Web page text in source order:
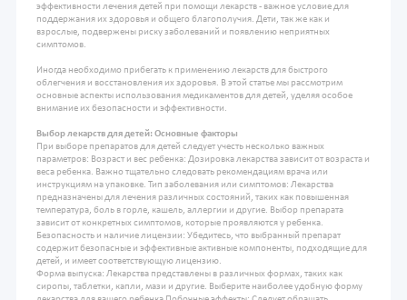
эффективности лечения детей при помощи лекарств - важное условие для
поддержания их здоровья и общего благополучия. Дети, так же как и
взрослые, подвержены риску заболеваний и появлению неприятных
симптомов.
Иногда необходимо прибегать к применению лекарств для быстрого
облегчения и восстановления их здоровья. В этой статье мы рассмотрим
основные аспекты использования медикаментов для детей, уделяя особое
внимание их безопасности и эффективности.
Выбор лекарств для детей: Основные факторы
При выборе препаратов для детей следует учесть несколько важных
параметров: Возраст и вес ребенка: Дозировка лекарства зависит от возраста и
веса ребенка. Важно тщательно следовать рекомендациям врача или
инструкциям на упаковке. Тип заболевания или симптомов: Лекарства
предназначены для лечения различных состояний, таких как повышенная
температура, боль в горле, кашель, аллергии и другие. Выбор препарата
зависит от конкретных симптомов, которые проявляются у ребенка.
Безопасность и наличие лицензии: Убедитесь, что выбранный препарат
содержит безопасные и эффективные активные компоненты, подходящие для
детей, и имеет соответствующую лицензию.
Форма выпуска: Лекарства представлены в различных формах, таких как
сиропы, таблетки, капли, мази и другие. Выберите наиболее удобную форму